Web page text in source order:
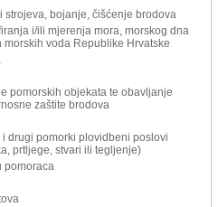
bojanje, čišćenje brodova
i/ili mjerenja mora, morskog dna
voda Republike Hrvatske
pomorskih objekata te obavljanje
zaštite brodova
drugi pomorki plovidbeni poslovi
prtljege, stvari ili tegljenje)
pomoraca